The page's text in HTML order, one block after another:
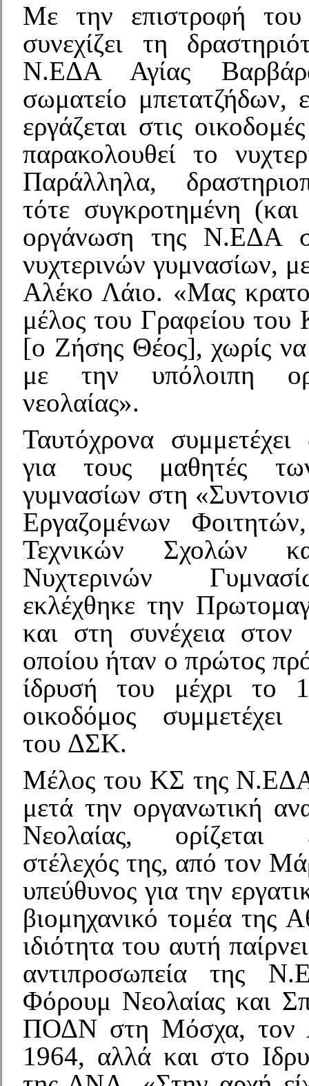
Με την επιστροφή
συνεχίζει τη
Ν.ΕΔΑ Αγίας
σωματείο μπετατζήδων,
εργάζεται στις
παρακολουθεί το
Παράλληλα,
τότε συγκροτημένη
οργάνωση της Ν.ΕΔΑ
νυχτερινών γυμνασίων,
Αλέκο Λάιο. «Μας
μέλος του Γραφείου
[ο Ζήσης Θέος], χωρίς
με την υπόλοιπη
νεολαίας».
Ταυτόχρονα
για τους μαθητές
γυμνασίων στη
Εργαζομένων
Τεχνικών Σχολών
Νυχτερινών
εκλέχθηκε την
και στη συνέχεια
οποίου ήταν ο πρώτος
ίδρυσή του μέχρι το
οικοδόμος
του ΔΣΚ.
Μέλος του ΚΣ της
μετά την οργανωτική
Νεολαίας, ορίζεται
στέλεχός της, από τον
υπεύθυνος για την
βιομηχανικό τομέα της
ιδιότητα του αυτή
αντιπροσωπεία της
Φόρουμ Νεολαίας και
ΠΟΔΝ στη Μόσχα, τον
1964, αλλά και στο